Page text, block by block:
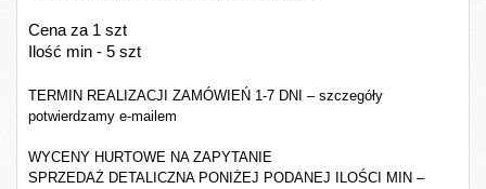
Cena za 1 szt
Ilość min - 5 szt
TERMIN REALIZACJI ZAMÓWIEŃ 1-7 DNI – szczegóły
potwierdzamy e-mailem
WYCENY HURTOWE NA ZAPYTANIE
SPRZEDAŻ DETALICZNA PONIŻEJ PODANEJ ILOŚCI MIN –